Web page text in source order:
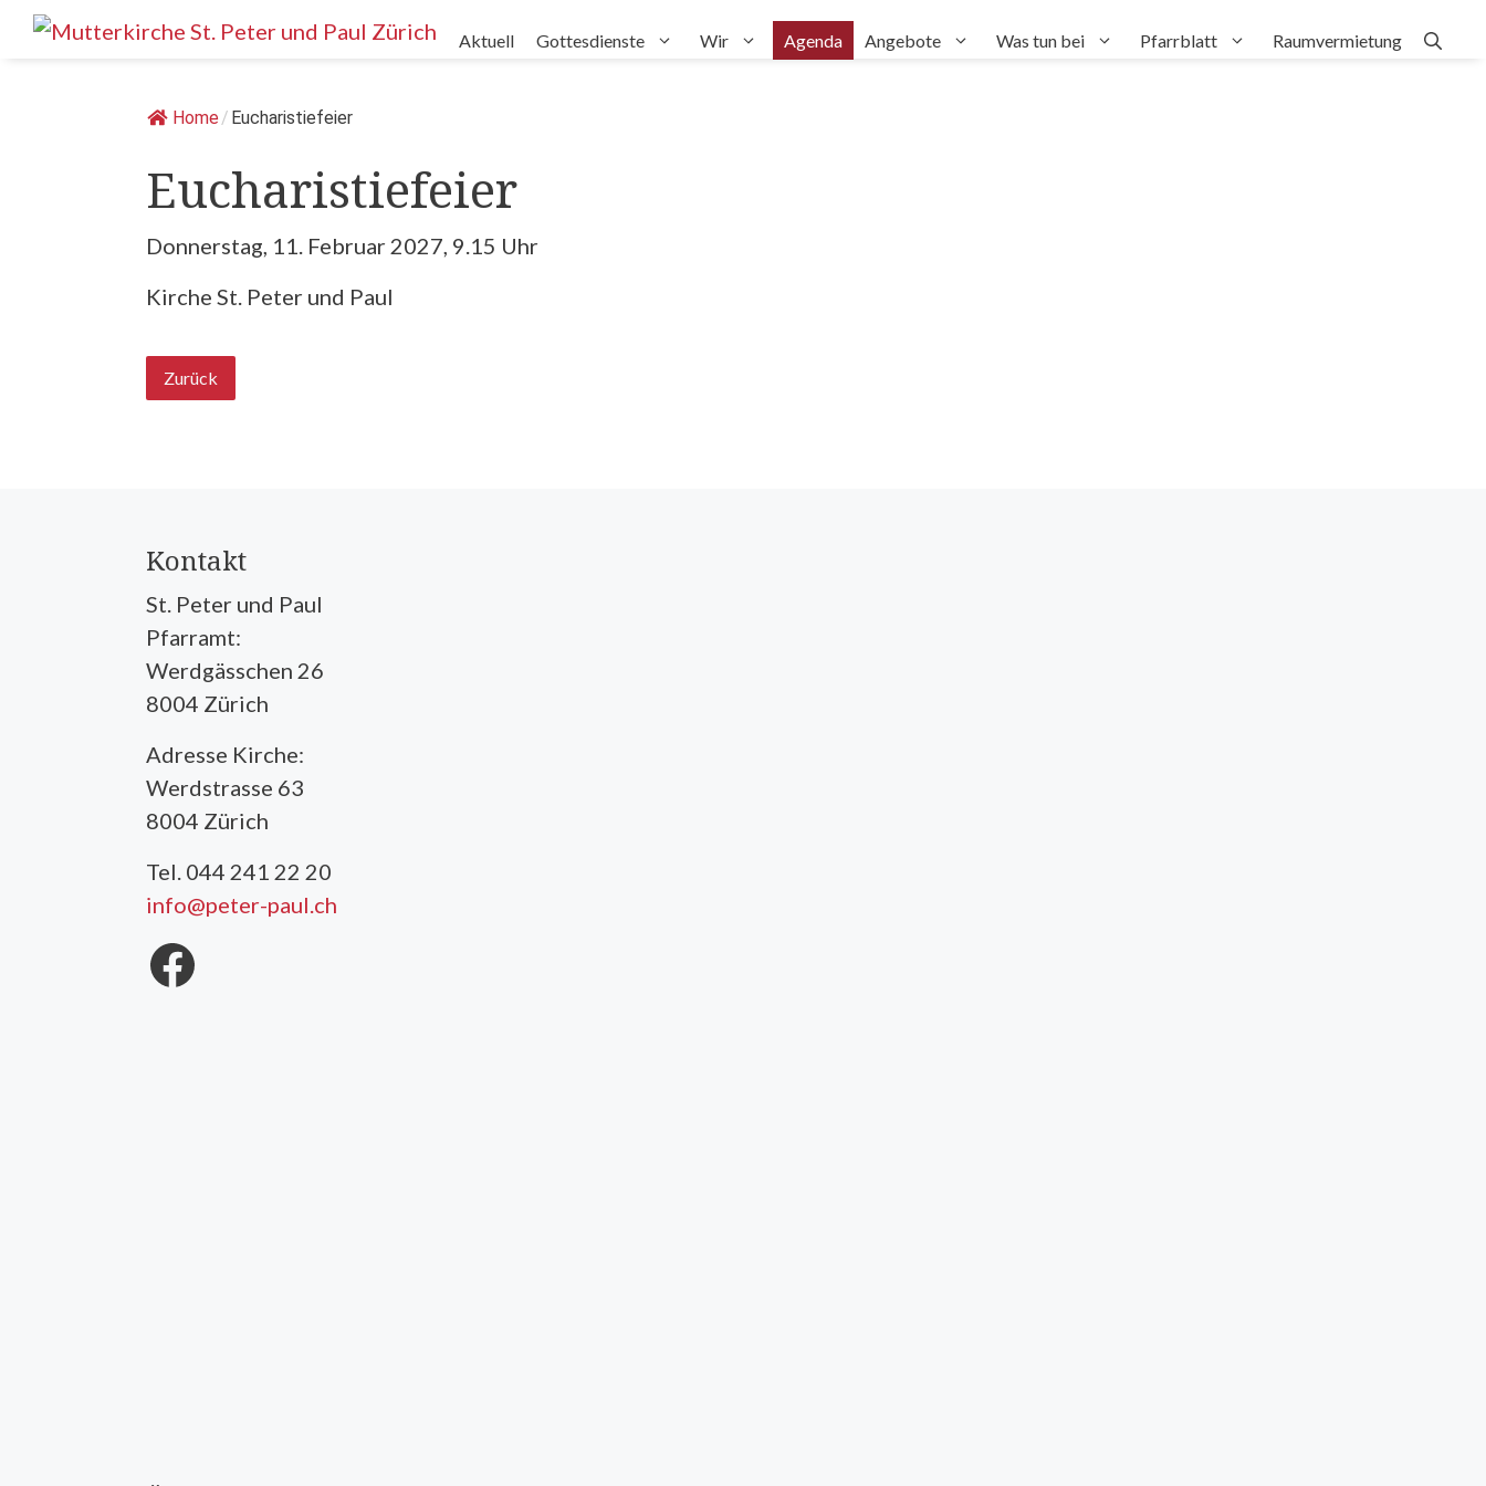
Springe
Aktuell Gottesdienste Wir Agenda Angebote Was tun bei Pfarrblatt Raumvermietung
Home/ Eucharistiefeier
Eucharistiefeier
Donnerstag, 11. Februar 2027, 9.15 Uhr
Kirche St. Peter und Paul
Zurück
Kontakt
St. Peter und Paul
Pfarramt:
Werdgässchen 26
8004 Zürich
Adresse Kirche:
Werdstrasse 63
8004 Zürich
Tel. 044 241 22 20
info@peter-paul.ch
Facebook